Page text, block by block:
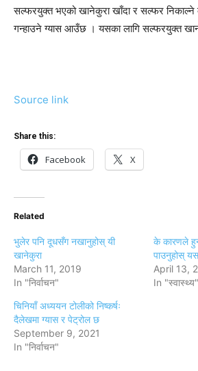
सल्फरयुक्त भएको खानेकुरा खाँदा र सल्फर निकाल्ने
गन्हाउने ग्यास आउँछ । यसका लागि सल्फरयुक्त
Source link
Share this:
Facebook X
Related
भुलेर पनि दूधसँग नखानुहोस् यी
खानेकुरा
March 11, 2019
In "निर्वाचन"
के कारणले
पाउनुहोस्
April 13,
In "स्वास्थ्य"
चिनियाँ अध्ययन टोलीको निष्कर्षः
दैलेखमा ग्यास र पेट्रोल छ
September 9, 2021
In "निर्वाचन"